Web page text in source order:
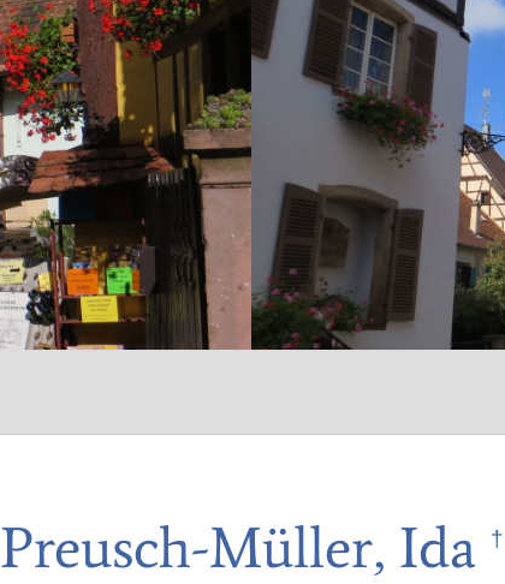
Preusch-Müller, Ida †